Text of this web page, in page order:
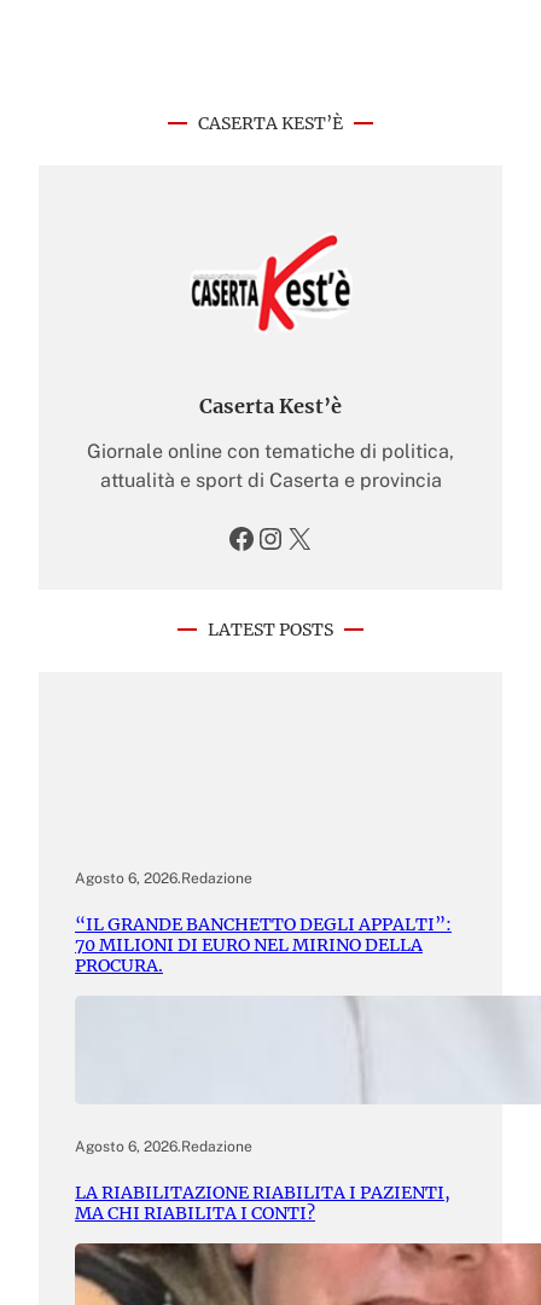
CASERTA KEST’È
Caserta Kest’è
Giornale online con tematiche di politica,
attualità e sport di Caserta e provincia
Facebook Instagram X
LATEST POSTS
Agosto 6, 2026.Redazione
“IL GRANDE BANCHETTO DEGLI APPALTI”:
70 MILIONI DI EURO NEL MIRINO DELLA
PROCURA.
Agosto 6, 2026.Redazione
LA RIABILITAZIONE RIABILITA I PAZIENTI,
MA CHI RIABILITA I CONTI?